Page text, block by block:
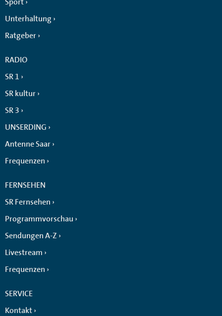
Unterhaltung
Ratgeber
RADIO
SR 1
SR kultur
SR 3
UNSERDING
Antenne Saar
Frequenzen
FERNSEHEN
SR Fernsehen
Programmvorschau
Sendungen A-Z
Livestream
Frequenzen
SERVICE
Kontakt